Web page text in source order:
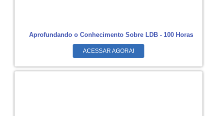
Aprofundando o Conhecimento Sobre LDB - 100 Horas
ACESSAR AGORA!